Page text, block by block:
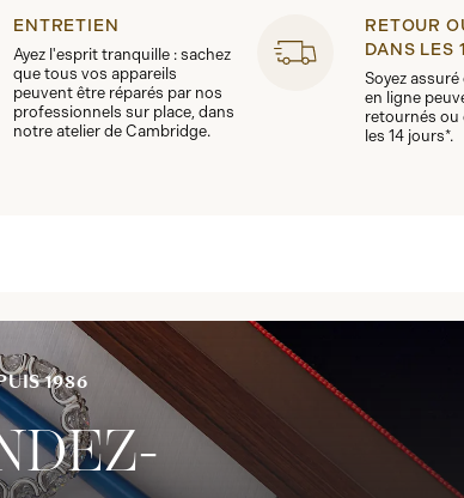
ENTRETIEN
Ayez l'esprit tranquille : sachez
que tous vos appareils
peuvent être réparés par nos
professionnels sur place, dans
notre atelier de Cambridge.
RETOUR
DANS LES
Soyez
en ligne
retournés ou
les 14 jours*.
1986